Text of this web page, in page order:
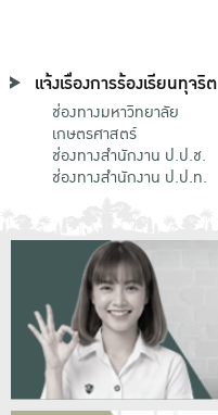
แจ้งเรื่องการร้องเรียนทุจริต
ช่องทางมหาวิทยาลัย
เกษตรศาสตร์
ช่องทางสำนักงาน ป.ป.ช.
ช่องทางสำนักงาน ป.ป.ท.